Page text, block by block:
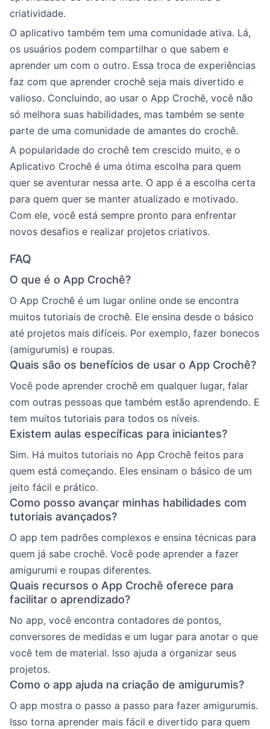
criatividade.
O aplicativo também tem uma comunidade ativa. Lá,
os usuários podem compartilhar o que sabem e
aprender um com o outro. Essa troca de experiências
faz com que aprender crochê seja mais divertido e
valioso. Concluindo, ao usar o App Crochê, você não
só melhora suas habilidades, mas também se sente
parte de uma comunidade de amantes do crochê.
A popularidade do crochê tem crescido muito, e o
Aplicativo Crochê é uma ótima escolha para quem
quer se aventurar nessa arte. O app é a escolha certa
para quem quer se manter atualizado e motivado.
Com ele, você está sempre pronto para enfrentar
novos desafios e realizar projetos criativos.
FAQ
O que é o App Crochê?
O App Crochê é um lugar online onde se encontra
muitos tutoriais de crochê. Ele ensina desde o básico
até projetos mais difíceis. Por exemplo, fazer bonecos
(amigurumis) e roupas.
Quais são os benefícios de usar o App Crochê?
Você pode aprender crochê em qualquer lugar, falar
com outras pessoas que também estão aprendendo. E
tem muitos tutoriais para todos os níveis.
Existem aulas específicas para iniciantes?
Sim. Há muitos tutoriais no App Crochê feitos para
quem está começando. Eles ensinam o básico de um
jeito fácil e prático.
Como posso avançar minhas habilidades com
tutoriais avançados?
O app tem padrões complexos e ensina técnicas para
quem já sabe crochê. Você pode aprender a fazer
amigurumi e roupas diferentes.
Quais recursos o App Crochê oferece para
facilitar o aprendizado?
No app, você encontra contadores de pontos,
conversores de medidas e um lugar para anotar o que
você tem de material. Isso ajuda a organizar seus
projetos.
Como o app ajuda na criação de amigurumis?
O app mostra o passo a passo para fazer amigurumis.
Isso torna aprender mais fácil e divertido para quem